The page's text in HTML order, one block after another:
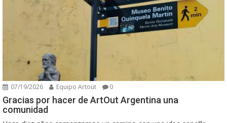
07/19/2026 Equipo Artout 0
Gracias por hacer de ArtOut Argentina una
comunidad